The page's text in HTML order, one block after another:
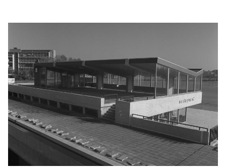
o
t
o
'
s
e